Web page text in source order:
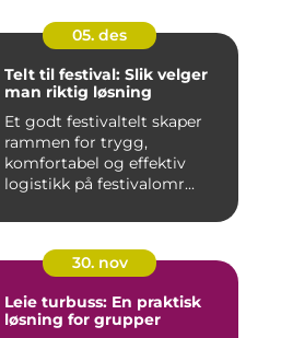
05. des
Telt til festival: Slik velger
man riktig løsning
Et godt festivaltelt skaper
rammen for trygg,
komfortabel og effektiv
logistikk på festivalomr...
30. nov
Leie turbuss: En praktisk
løsning for grupper